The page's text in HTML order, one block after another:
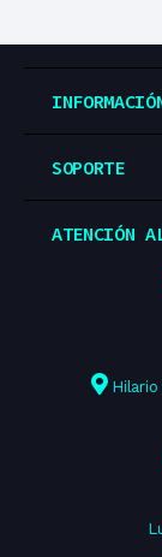
SOPORTE
ATENCIÓN
Hilario